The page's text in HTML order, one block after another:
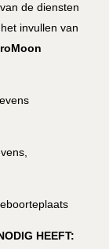
de diensten
invullen van
HEEFT: